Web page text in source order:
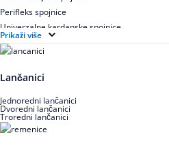
Perifleks spojnice
Univerzalne kardanske spojnice
Zupčaste spojnice
Prikaži više
Lančanici
Jednoredni lančanici
Dvoredni lančanici
Troredni lančanici